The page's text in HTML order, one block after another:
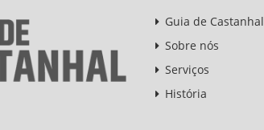
Guia de Castanhal
Sobre nós
Serviços
História